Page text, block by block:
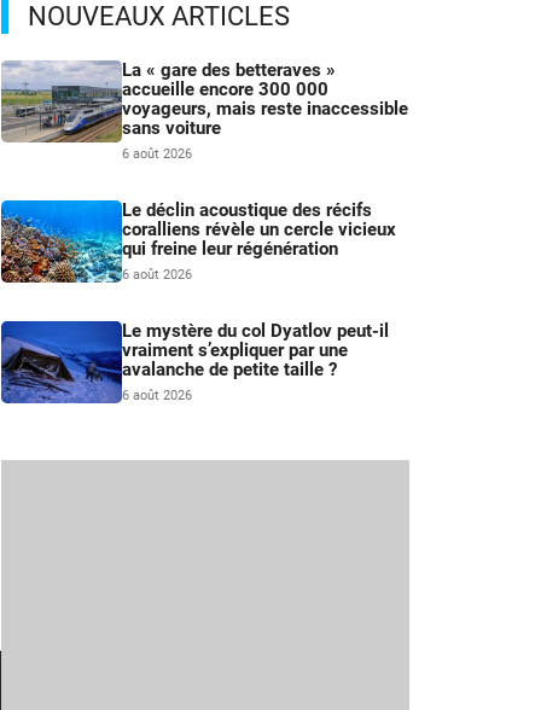
NOUVEAUX ARTICLES
La « gare des betteraves »
accueille encore 300 000
voyageurs, mais reste inaccessible
sans voiture
6 août 2026
Le déclin acoustique des récifs
coralliens révèle un cercle vicieux
qui freine leur régénération
6 août 2026
Le mystère du col Dyatlov peut-il
vraiment s’expliquer par une
avalanche de petite taille ?
6 août 2026